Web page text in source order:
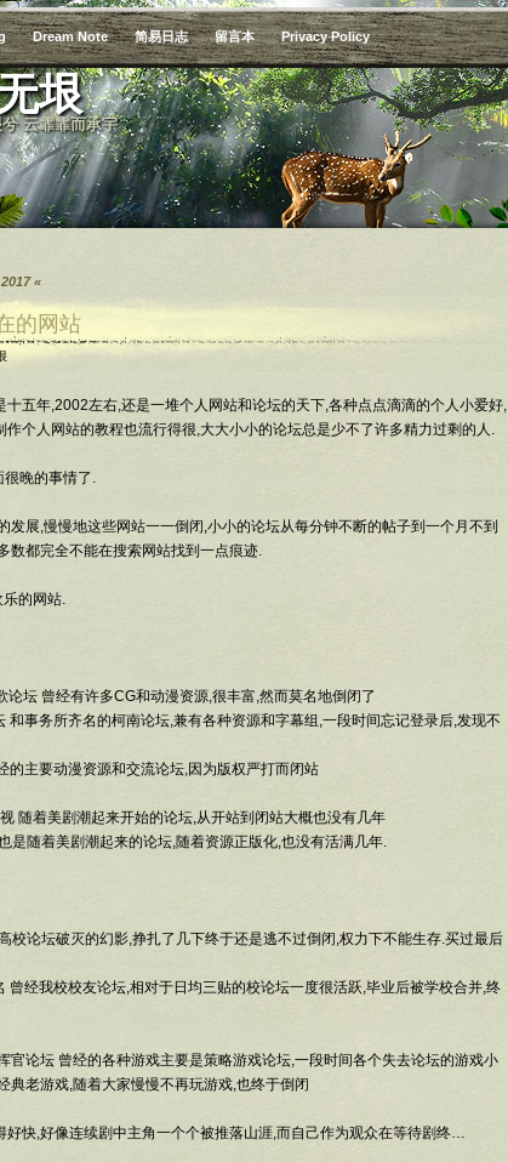
Dream Note 简易日志 留言本 Privacy Policy
垠
云霏霏而承宇
«
的网站
十五年,2002左右,还是一堆个人网站和论坛的天下,各种点点滴滴的个人小爱好,
作个人网站的教程也流行得很,大大小小的论坛总是少不了许多精力过剩的人.
晚的事情了.
发展,慢慢地这些网站一一倒闭,小小的论坛从每分钟不断的帖子到一个月不到
数都完全不能在搜索网站找到一点痕迹.
乐的网站.
坛 曾经有许多CG和动漫资源,很丰富,然而莫名地倒闭了
和事务所齐名的柯南论坛,兼有各种资源和字幕组,一段时间忘记登录后,发现不
的主要动漫资源和交流论坛,因为版权严打而闭站
随着美剧潮起来开始的论坛,从开站到闭站大概也没有几年
是随着美剧潮起来的论坛,随着资源正版化,也没有活满几年.
校论坛破灭的幻影,挣扎了几下终于还是逃不过倒闭,权力下不能生存.买过最后
曾经我校校友论坛,相对于日均三贴的校论坛一度很活跃,毕业后被学校合并,终
官论坛 曾经的各种游戏主要是策略游戏论坛,一段时间各个失去论坛的游戏小
典老游戏,随着大家慢慢不再玩游戏,也终于倒闭
好快,好像连续剧中主角一个个被推落山涯,而自己作为观众在等待剧终…